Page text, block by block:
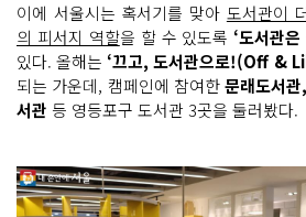
이에 서울시는 혹서기를 맞아 도서관이
의 피서지 역할을 할 수 있도록 ‘도서관
있다. 올해는 ‘끄고, 도서관으로!(Off &
되는 가운데, 캠페인에 참여한문래도서
서관 등 영등포구 도서관 3곳을 둘러봤다.